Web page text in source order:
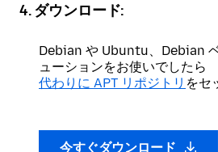
4. ダウンロード:
Debian や Ubuntu、Debian
ューションをお使いでしたら
代わりに APT リポジトリ をセ
今すぐダウンロード